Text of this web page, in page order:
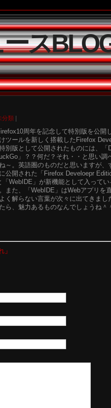
ス
分類
周年を記念して特別版を公開
ツールを新しく搭載したFirefox
別版として公開されたものには、
」？？何だ？それ・・と思い調
～。英語圏のものだと思いますが、
公開された「Firefox Develoepr
「WebIDE」が新機能として入って
また、「WebIDE」はWebアプリを
く解らない言葉が次々に出てきま
ら、魅力あるものなんでしょうね＾
」